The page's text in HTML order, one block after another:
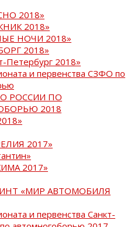
2018»
2018»
НОЧИ 2018»
2018»
Петербург 2018»
и первенства СЗФО по
РОССИИ ПО
2018
2017»
2017»
«МИР АВТОМОБИЛЯ
и первенства Санкт-